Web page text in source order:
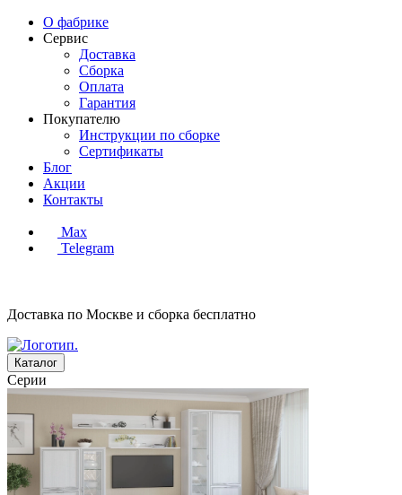
О фабрике
Сервис
Доставка
Сборка
Оплата
Гарантия
Покупателю
Инструкции по сборке
Сертификаты
Блог
Акции
Контакты
Max
Telegram
Доставка по Москве и сборка бесплатно
Каталог
Серии